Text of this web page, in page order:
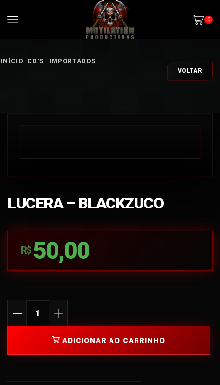
0
INÍCIO CD'S IMPORTADOS
VOLTAR
LUCERA – BLACKZUCO
R$ 50,00
ADICIONAR AO CARRINHO